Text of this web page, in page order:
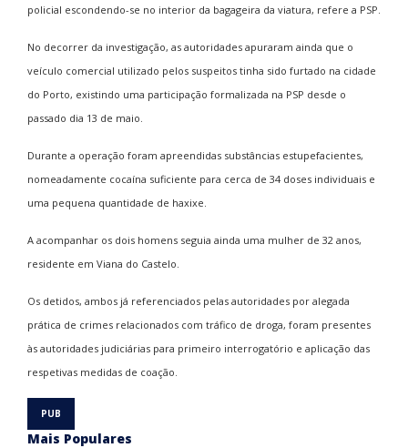
policial escondendo-se no interior da bagageira da viatura, refere a PSP.
No decorrer da investigação, as autoridades apuraram ainda que o
veículo comercial utilizado pelos suspeitos tinha sido furtado na cidade
do Porto, existindo uma participação formalizada na PSP desde o
passado dia 13 de maio.
Durante a operação foram apreendidas substâncias estupefacientes,
nomeadamente cocaína suficiente para cerca de 34 doses individuais e
uma pequena quantidade de haxixe.
A acompanhar os dois homens seguia ainda uma mulher de 32 anos,
residente em Viana do Castelo.
Os detidos, ambos já referenciados pelas autoridades por alegada
prática de crimes relacionados com tráfico de droga, foram presentes
às autoridades judiciárias para primeiro interrogatório e aplicação das
respetivas medidas de coação.
Mais Populares